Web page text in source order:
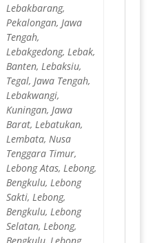
Lebakbarang,
Pekalongan, Jawa
Tengah,
Lebakgedong, Lebak,
Banten, Lebaksiu,
Tegal, Jawa Tengah,
Lebakwangi,
Kuningan, Jawa
Barat, Lebatukan,
Lembata, Nusa
Tenggara Timur,
Lebong Atas, Lebong,
Bengkulu, Lebong
Sakti, Lebong,
Bengkulu, Lebong
Selatan, Lebong,